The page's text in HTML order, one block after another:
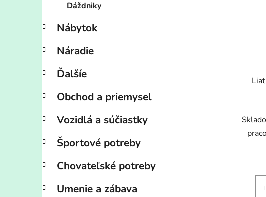
Dáždniky
Nábytok
Náradie
Ďalšíe
Obchod a priemysel
Vozidlá a súčiastky
Športové potreby
Chovateľské potreby
Umenie a zábava